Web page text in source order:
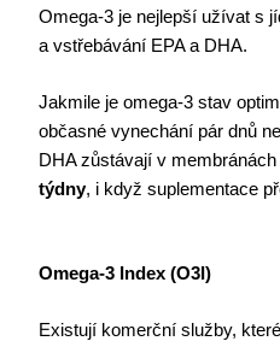
Omega-3 je nejlepší užívat s
a vstřebávání EPA a DHA.
Jakmile je omega-3 stav
občasné vynechání pár dnů
DHA zůstávají v
týdny, i když suplementace
Omega-3 Index (O3I)
Existují komerční služby,